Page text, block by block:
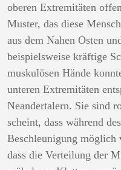
oberen Extremitäten
Muster, das diese
aus dem Nahen Osten
beispielsweise kräftige
muskulösen Hände
unteren Extremitäten
Neandertalern. Sie sind
scheint, dass während
Beschleunigung möglich
dass die Verteilung der